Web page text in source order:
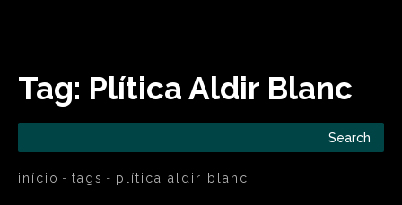
Tag: Plítica Aldir Blanc
Search
início tags plítica aldir blanc